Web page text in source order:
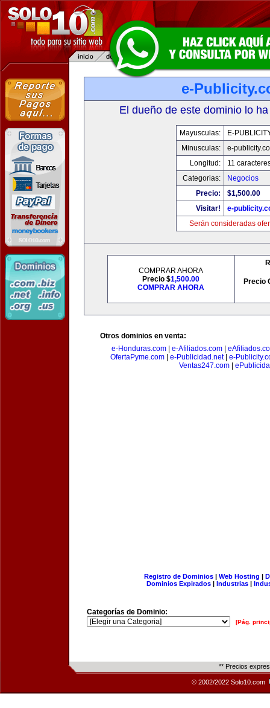
e-
El dueño de este dominio lo
Mayusculas:
E-
Minusculas:
e-
Longitud:
11
Categorias:
Negocios
Precio:
$1,500.00
Visitar!
e-
Serán consideradas
COMPRAR AHORA
Precio $1,500.00
COMPRAR AHORA
Precio
Otros dominios en venta:
e-Honduras.com| e-Afiliados.com|
OfertaPyme.com| e-Publicidad.net| e-
Ventas247.com
Registro de Dominios| Web Hosting |
Dominios Expirados | Industrias |
Categorías de Dominio:
[Pág.
** Precios
© 2002/2022 Solo10.com